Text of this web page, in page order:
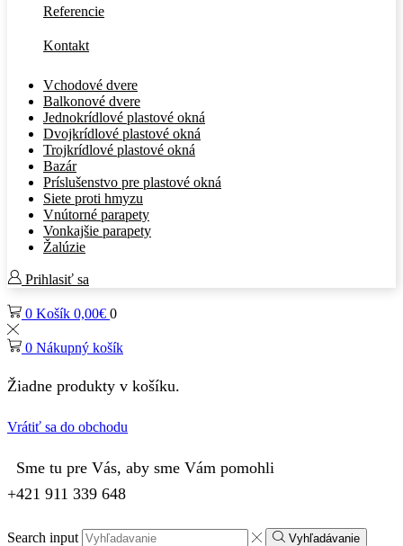
Referencie
Kontakt
Vchodové dvere
Balkonové dvere
Jednokrídlové plastové okná
Dvojkrídlové plastové okná
Trojkrídlové plastové okná
Bazár
Príslušenstvo pre plastové okná
Siete proti hmyzu
Vnútorné parapety
Vonkajšie parapety
Žalúzie
Prihlasiť sa
0 Košík 0,00€ 0
0 Nákupný košík
Žiadne produkty v košíku.
Vrátiť sa do obchodu
Sme tu pre Vás, aby sme Vám pomohli
+421 911 339 648
Search input Vyhľadávanie